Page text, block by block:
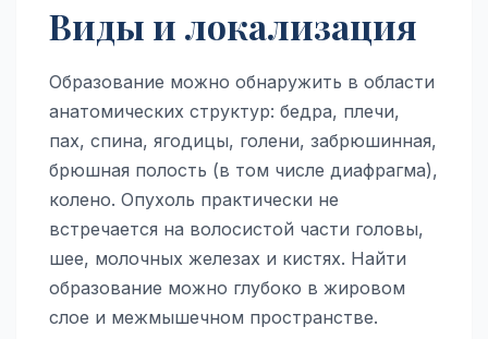
Виды и локализация
Образование можно обнаружить в области
анатомических структур: бедра, плечи,
пах, спина, ягодицы, голени, забрюшинная,
брюшная полость (в том числе диафрагма),
колено. Опухоль практически не
встречается на волосистой части головы,
шее, молочных железах и кистях. Найти
образование можно глубоко в жировом
слое и межмышечном пространстве.